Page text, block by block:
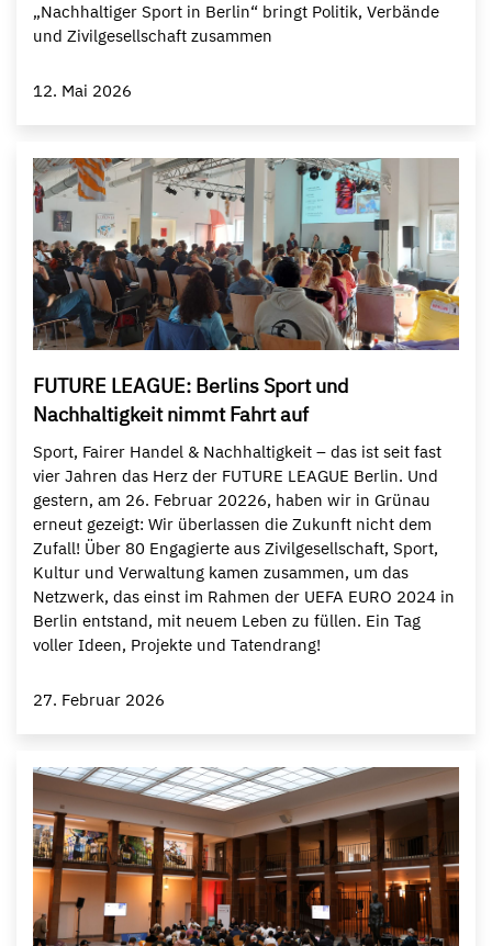
„Nachhaltiger Sport in Berlin“ bringt Politik, Verbände
und Zivilgesellschaft zusammen
12. Mai 2026
FUTURE LEAGUE: Berlins Sport und
Nachhaltigkeit nimmt Fahrt auf
Sport, Fairer Handel & Nachhaltigkeit – das ist seit fast
vier Jahren das Herz der FUTURE LEAGUE Berlin. Und
gestern, am 26. Februar 20226, haben wir in Grünau
erneut gezeigt: Wir überlassen die Zukunft nicht dem
Zufall! Über 80 Engagierte aus Zivilgesellschaft, Sport,
Kultur und Verwaltung kamen zusammen, um das
Netzwerk, das einst im Rahmen der UEFA EURO 2024 in
Berlin entstand, mit neuem Leben zu füllen. Ein Tag
voller Ideen, Projekte und Tatendrang!
27. Februar 2026